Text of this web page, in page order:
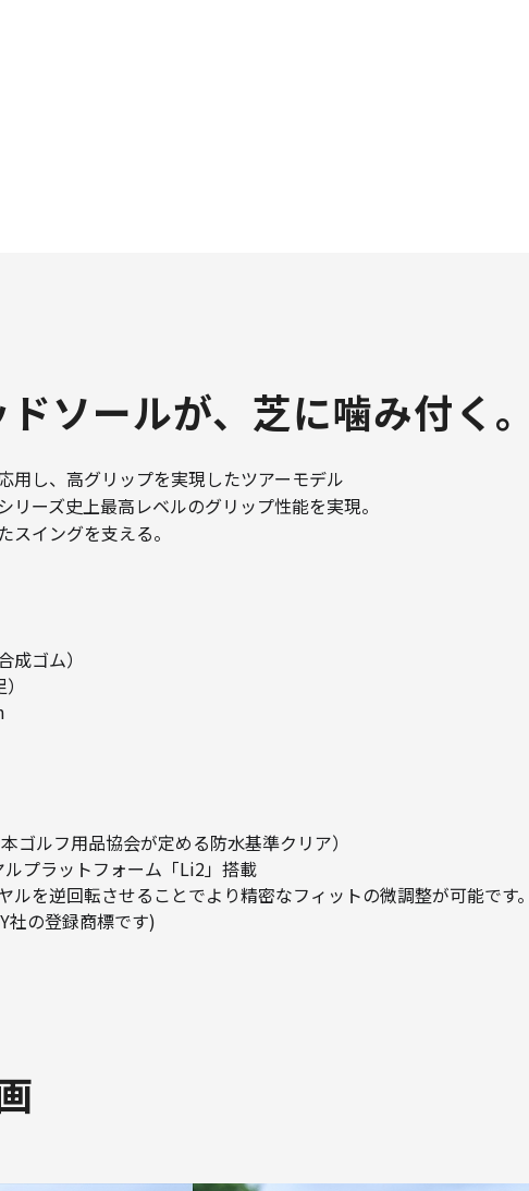
ソールが、芝に噛み付く。
用し、高グリップを実現したツアーモデル
ーズ史上最高レベルのグリップ性能を実現。
スイングを支える。
ゴム）
ゴルフ用品協会が定める防水基準クリア）
ルプラットフォーム「Li2」搭載
を逆回転させることでより精密なフィットの微調整が可能です。
社の登録商標です)